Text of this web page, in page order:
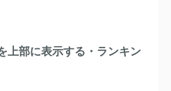
上部に表示する・ランキン